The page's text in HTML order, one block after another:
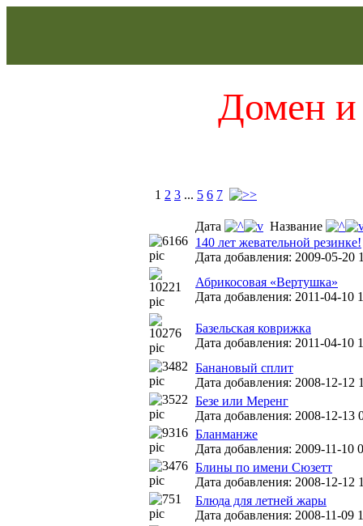
Домен и
1 2 3 ... 5 6 7
Дата
Название
140 лет жевательной резинке!
Дата добавления: 2009-05-20
Абрикосовая «Вертушка»
Дата добавления: 2011-04-10
Базельская коврижка
Дата добавления: 2011-04-10
Банановый сплит
Дата добавления: 2008-12-12
Безе или Меренг
Дата добавления: 2008-12-13
Бланманже
Дата добавления: 2009-11-10
Блины по имени Сюзетт
Дата добавления: 2008-12-12
Блюда для летней жары
Дата добавления: 2008-11-09